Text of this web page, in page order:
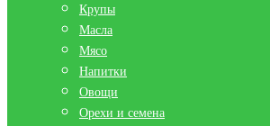
Крупы
Масла
Мясо
Напитки
Овощи
Орехи и семена